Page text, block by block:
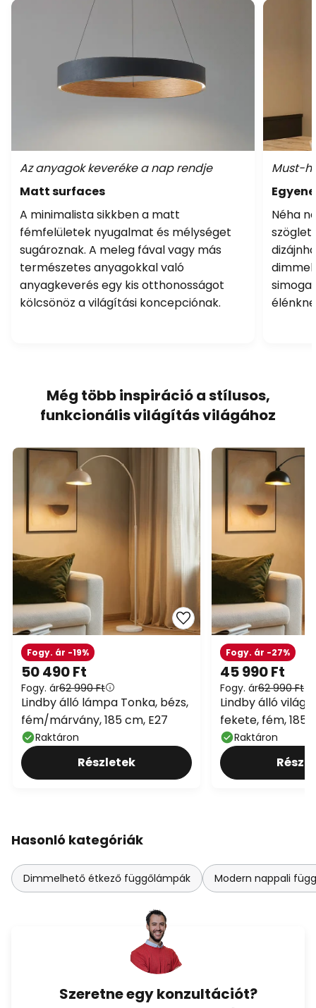
Az anyagok keveréke a nap rendje
Matt surfaces
A minimalista sikkben a matt
fémfelületek nyugalmat és mélységet
sugároznak. A meleg fával vagy más
természetes anyagokkal való
anyagkeverés egy kis otthonosságot
kölcsönöz a világítási koncepciónak.
Must-
Néha
Még több inspiráció a stílusos,
funkcionális világítás világához
50 490 Ft
Fogy. ár62 990 Ft
Fogy. ár -19%
Lindby álló lámpa Tonka, bézs,
fém/márvány, 185 cm, E27
Raktáron
Részletek
45 990 Ft
Fogy. ár62 990 Ft
Fogy. ár -27%
Lindby álló
fekete, fém, 185
Raktáron
Hasonló kategóriák
Dimmelhető étkező függőlámpák Modern nappali
Szeretne egy konzultációt?